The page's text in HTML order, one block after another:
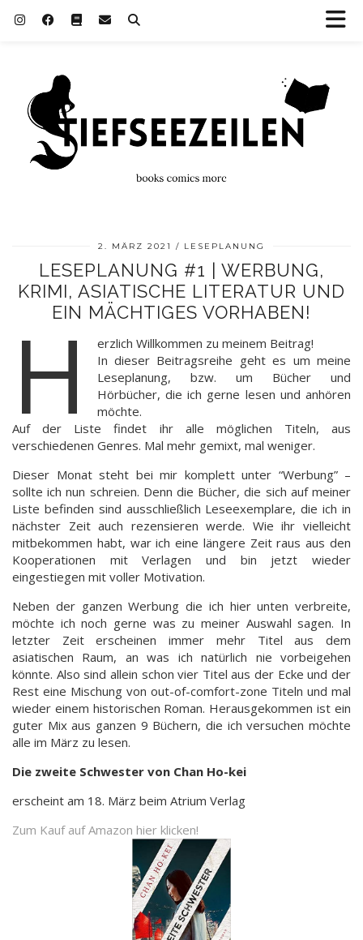
2. MÄRZ 2021 LESEPLANUNG
LESEPLANUNG #1 | WERBUNG,
KRIMI, ASIATISCHE LITERATUR UND
EIN MÄCHTIGES VORHABEN!
H
erzlich Willkommen zu meinem Beitrag!
In dieser Beitragsreihe geht es um meine
Leseplanung, bzw. um Bücher und
Hörbücher, die ich gerne lesen und anhören
möchte.
Auf der Liste findet ihr alle möglichen Titeln, aus
verschiedenen Genres. Mal mehr gemixt, mal weniger.
Dieser Monat steht bei mir komplett unter “Werbung” –
sollte ich nun schreien. Denn die Bücher, die sich auf meiner
Liste befinden sind ausschließlich Leseexemplare, die ich in
nächster Zeit auch rezensieren werde. Wie ihr vielleicht
mitbekommen habt, war ich eine längere Zeit raus aus den
Kooperationen mit Verlagen und bin jetzt wieder
eingestiegen mit voller Motivation.
Neben der ganzen Werbung die ich hier unten verbreite,
möchte ich noch gerne was zu meiner Auswahl sagen. In
letzter Zeit erscheinen immer mehr Titel aus dem
asiatischen Raum, an was ich natürlich nie vorbeigehen
könnte. Also sind allein schon vier Titel aus der Ecke und der
Rest eine Mischung von out-of-comfort-zone Titeln und mal
wieder einem historischen Roman. Herausgekommen ist ein
guter Mix aus ganzen 9 Büchern, die ich versuchen möchte
alle im März zu lesen.
Die zweite Schwester von Chan Ho-kei
erscheint am 18. März beim Atrium Verlag
Zum Kauf auf Amazon hier klicken!